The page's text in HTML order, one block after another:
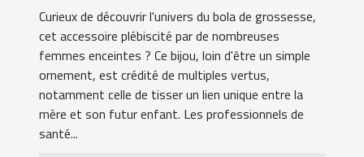
Curieux de découvrir l'univers du bola de grossesse,
cet accessoire plébiscité par de nombreuses
femmes enceintes ? Ce bijou, loin d'être un simple
ornement, est crédité de multiples vertus,
notamment celle de tisser un lien unique entre la
mère et son futur enfant. Les professionnels de
santé...